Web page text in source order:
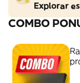
Explorar
COMBO